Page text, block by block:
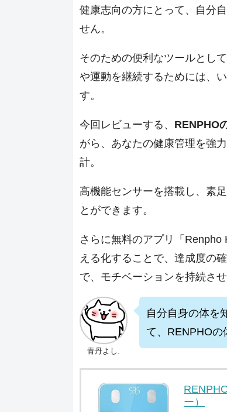
健康志向の方にとって、自分
せん。
そのための便利なツールとし
や運動を継続するためには、
す。
今回レビューする、 RENPHO
がら、あなたの健康管理を強
計。
高機能センサーを搭載し、素
とができます。
さらに無料のアプリ「
える化することで、達成度の
で、モチベーションを持続さ
青丹よし.
自分自身の体を
て、RENPHOの
ー）